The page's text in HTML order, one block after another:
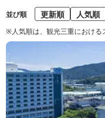
並び順 更新順 人気順
※人気順は、観光三重における